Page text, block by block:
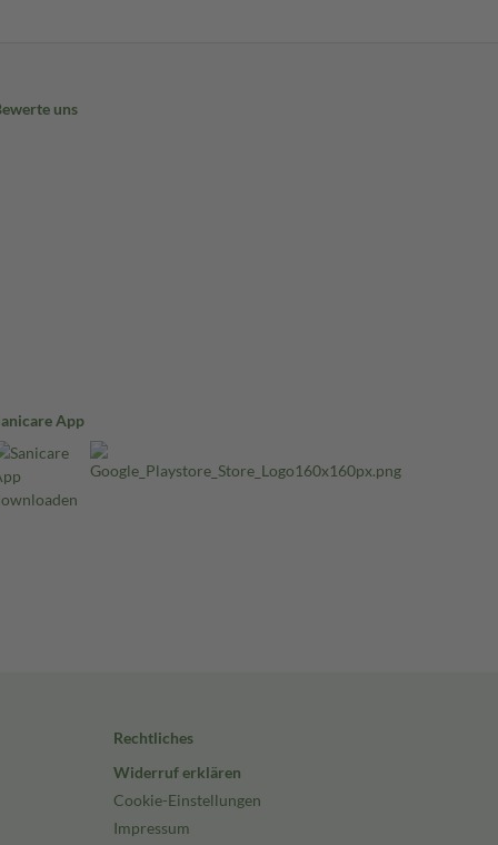
uns
App
Rechtliches
Widerruf erklären
Cookie-Einstellungen
Impressum